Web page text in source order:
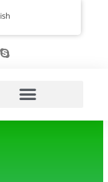
Henan, Chiny